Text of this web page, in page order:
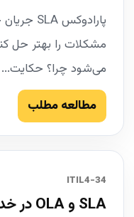
می‌شود چرا؟ حکایت...
مطالعه مطلب
34-ITIL4
SLA و OLA در خدمات فناوری اطلاعات